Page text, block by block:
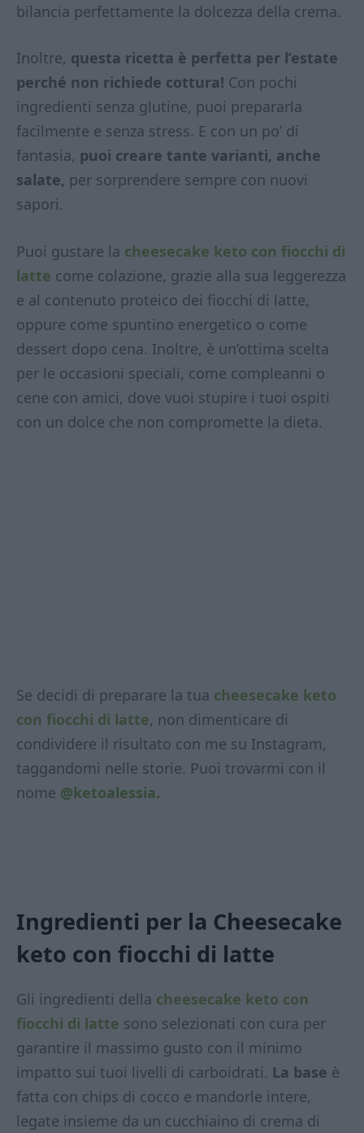
bilancia perfettamente la dolcezza della crema.
Inoltre, questa ricetta è perfetta per l’estate
perché non richiede cottura! Con pochi
ingredienti senza glutine, puoi prepararla
facilmente e senza stress. E con un po’ di
fantasia, puoi creare tante varianti, anche
salate, per sorprendere sempre con nuovi
sapori.
Puoi gustare la cheesecake keto con fiocchi di
latte come colazione, grazie alla sua leggerezza
e al contenuto proteico dei fiocchi di latte,
oppure come spuntino energetico o come
dessert dopo cena. Inoltre, è un’ottima scelta
per le occasioni speciali, come compleanni o
cene con amici, dove vuoi stupire i tuoi ospiti
con un dolce che non compromette la dieta.
Se decidi di preparare la tua cheesecake keto
con fiocchi di latte, non dimenticare di
condividere il risultato con me su Instagram,
taggandomi nelle storie. Puoi trovarmi con il
nome @ketoalessia.
Ingredienti per la Cheesecake
keto con fiocchi di latte
Gli ingredienti della cheesecake keto con
fiocchi di latte sono selezionati con cura per
garantire il massimo gusto con il minimo
impatto sui tuoi livelli di carboidrati. La base è
fatta con chips di cocco e mandorle intere,
legate insieme da un cucchiaino di crema di